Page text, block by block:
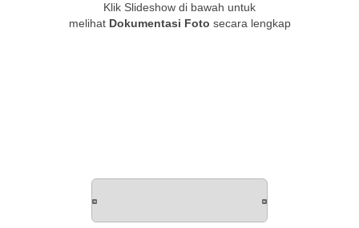
Klik Slideshow di bawah untuk
melihat Dokumentasi Foto secara lengkap